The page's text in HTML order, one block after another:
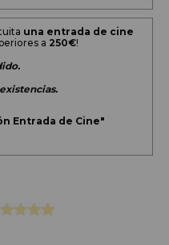
una entrada de cine
a 250€!
Entrada de Cine"